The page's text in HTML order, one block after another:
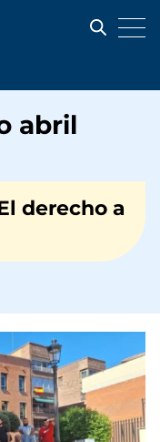
abril
derecho a